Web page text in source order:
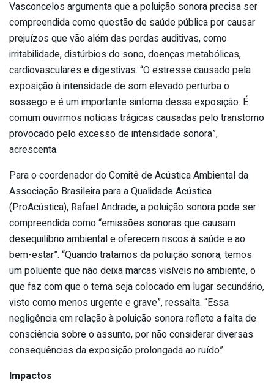
Vasconcelos argumenta que a poluição sonora precisa ser
compreendida como questão de saúde pública por causar
prejuízos que vão além das perdas auditivas, como
irritabilidade, distúrbios do sono, doenças metabólicas,
cardiovasculares e digestivas. “O estresse causado pela
exposição à intensidade de som elevado perturba o
sossego e é um importante sintoma dessa exposição. É
comum ouvirmos notícias trágicas causadas pelo transtorno
provocado pelo excesso de intensidade sonora”,
acrescenta.
Para o coordenador do Comitê de Acústica Ambiental da
Associação Brasileira para a Qualidade Acústica
(ProAcústica), Rafael Andrade, a poluição sonora pode ser
compreendida como “emissões sonoras que causam
desequilíbrio ambiental e oferecem riscos à saúde e ao
bem-estar”. “Quando tratamos da poluição sonora, temos
um poluente que não deixa marcas visíveis no ambiente, o
que faz com que o tema seja colocado em lugar secundário,
visto como menos urgente e grave”, ressalta. “Essa
negligência em relação à poluição sonora reflete a falta de
consciência sobre o assunto, por não considerar diversas
consequências da exposição prolongada ao ruído”.
Impactos